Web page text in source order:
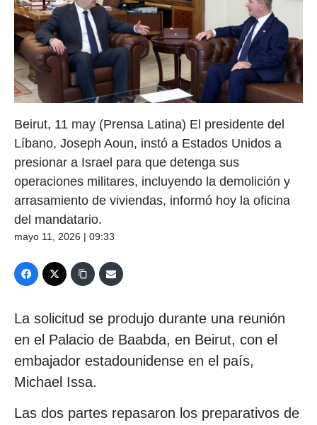
Beirut, 11 may (Prensa Latina) El presidente del
Líbano, Joseph Aoun, instó a Estados Unidos a
presionar a Israel para que detenga sus
operaciones militares, incluyendo la demolición y
arrasamiento de viviendas, informó hoy la oficina
del mandatario.
mayo 11, 2026 | 09:33
La solicitud se produjo durante una reunión
en el Palacio de Baabda, en Beirut, con el
embajador estadounidense en el país,
Michael Issa.
Las dos partes repasaron los preparativos de